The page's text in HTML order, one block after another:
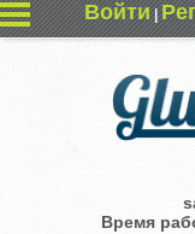
Войти|
Время